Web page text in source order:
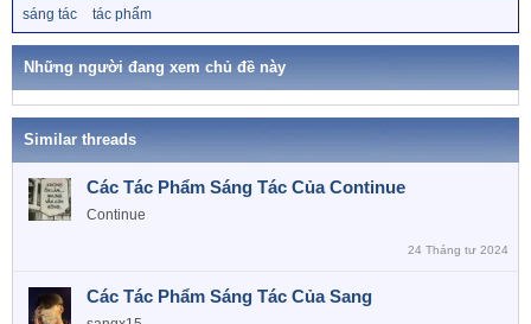
n
s
ừ
k
a
sáng tác tác phẩm
Những người đang xem chủ đề này
Similar threads
Các Tác Phẩm Sáng Tác Của Continue
Continue
24 Tháng tư 2024
Các Tác Phẩm Sáng Tác Của Sang